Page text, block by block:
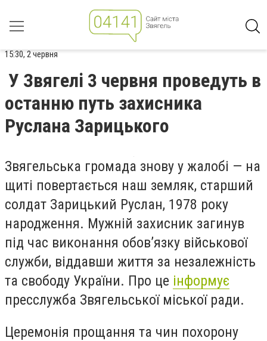
15:30, 2 червня
У Звягелі 3 червня проведуть в
останню путь захисника
Руслана Зарицького
Звягельська громада знову у жалобі — на
щиті повертається наш земляк, старший
солдат Зарицький Руслан, 1978 року
народження. Мужній захисник загинув
під час виконання обов’язку військової
служби, віддавши життя за незалежність
та свободу України. Про це інформує
пресслужба Звягельської міської ради.
Церемонія прощання та чин похорону